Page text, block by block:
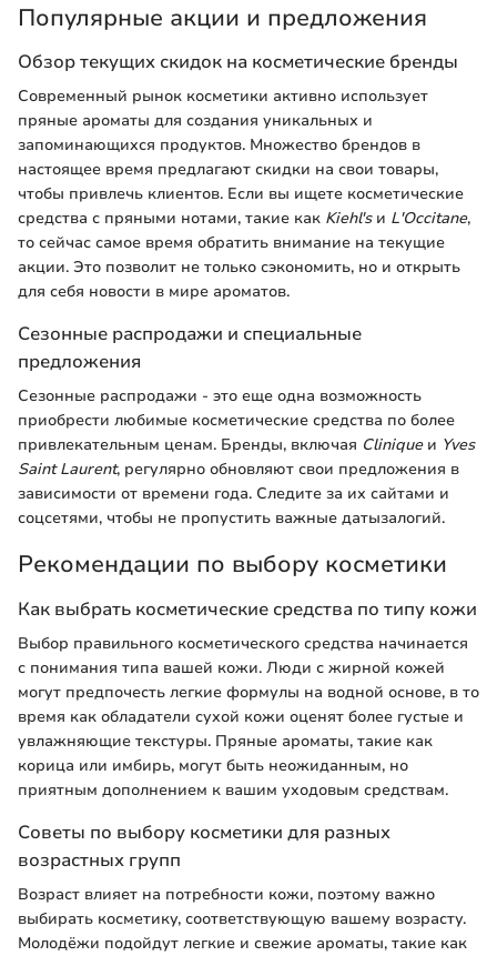
Популярные акции и предложения
Обзор текущих скидок на косметические бренды
Современный рынок косметики активно использует
пряные ароматы для создания уникальных и
запоминающихся продуктов. Множество брендов в
настоящее время предлагают скидки на свои товары,
чтобы привлечь клиентов. Если вы ищете косметические
средства с пряными нотами, такие как Kiehl'sи L'Occitane,
то сейчас самое время обратить внимание на текущие
акции. Это позволит не только сэкономить, но и открыть
для себя новости в мире ароматов.
Сезонные распродажи и специальные
предложения
Сезонные распродажи - это еще одна возможность
приобрести любимые косметические средства по более
привлекательным ценам. Бренды, включая Cliniqueи Yves
Saint Laurent, регулярно обновляют свои предложения в
зависимости от времени года. Следите за их сайтами и
соцсетями, чтобы не пропустить важные датызалогий.
Рекомендации по выбору косметики
Как выбрать косметические средства по типу кожи
Выбор правильного косметического средства начинается
с понимания типа вашей кожи. Люди с жирной кожей
могут предпочесть легкие формулы на водной основе, в то
время как обладатели сухой кожи оценят более густые и
увлажняющие текстуры. Пряные ароматы, такие как
корица или имбирь, могут быть неожиданным, но
приятным дополнением к вашим уходовым средствам.
Советы по выбору косметики для разных
возрастных групп
Возраст влияет на потребности кожи, поэтому важно
выбирать косметику, соответствующую вашему возрасту.
Молодёжи подойдут легкие и свежие ароматы, такие как